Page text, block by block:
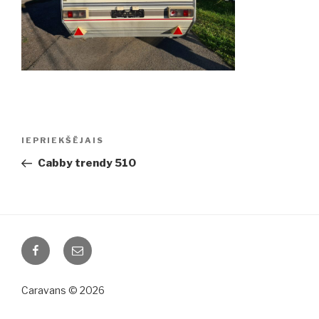
Ziņu
Iepriekšējā
ziņa:
IEPRIEKŠĒJAIS
Cabby trendy 510
FacebookEmail
Caravans © 2026